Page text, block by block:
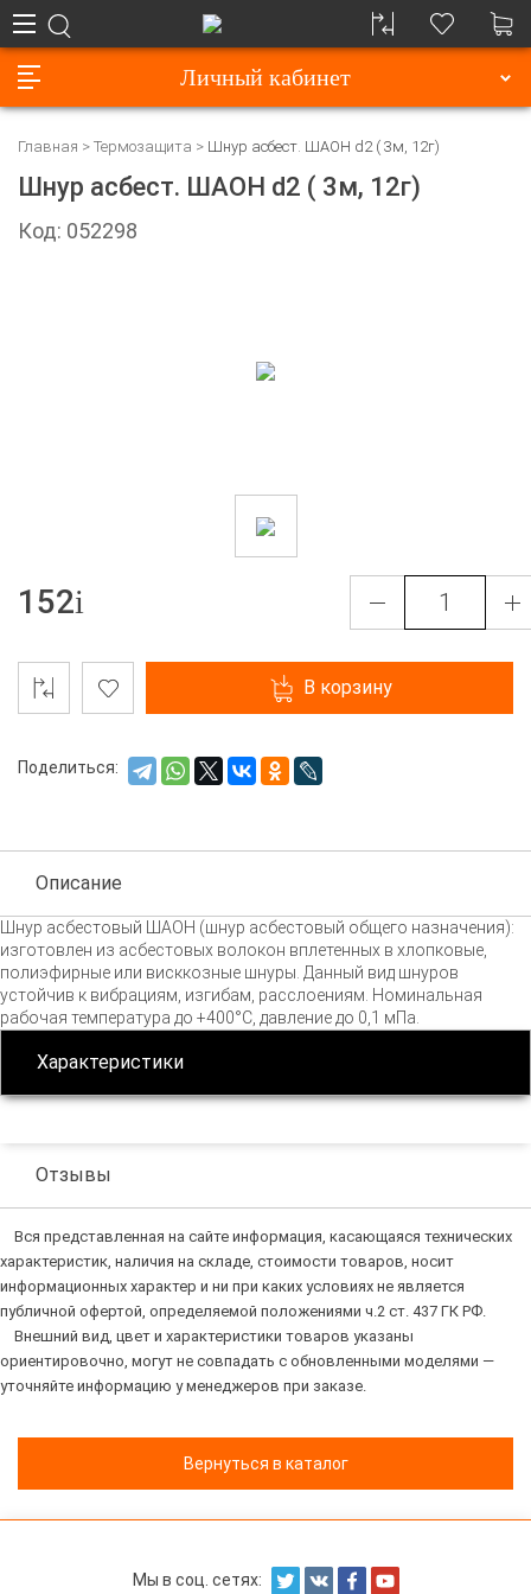
Личный кабинет
Главная Термозащита Шнур асбест. ШАОН d2 ( 3м, 12г)
Шнур асбест. ШАОН d2 ( 3м, 12г)
Код: 052298
152
В корзину
Поделиться:
Описание
Шнур асбестовый ШАОН (шнур асбестовый общего назначения):
изготовлен из асбестовых волокон вплетенных в хлопковые,
полиэфирные или висккозные шнуры. Данный вид шнуров
устойчив к вибрациям, изгибам, расслоениям. Номинальная
рабочая температура до +400°С, давление до 0,1 мПа.
Характеристики
Отзывы
Вся представленная на сайте информация, касающаяся технических
характеристик, наличия на складе, стоимости товаров, носит
информационных характер и ни при каких условиях не является
публичной офертой, определяемой положениями ч.2 ст. 437 ГК РФ.
Внешний вид, цвет и характеристики товаров указаны
ориентировочно, могут не совпадать с обновленными моделями —
уточняйте информацию у менеджеров при заказе.
Вернуться в каталог
Мы в соц. сетях: